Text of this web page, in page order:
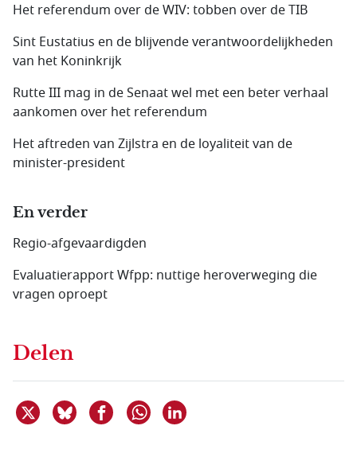
Het referendum over de WIV: tobben over de TIB
Sint Eustatius en de blijvende verantwoordelijkheden
van het Koninkrijk
Rutte III mag in de Senaat wel met een beter verhaal
aankomen over het referendum
Het aftreden van Zijlstra en de loyaliteit van de
minister-president
En verder
Regio-afgevaardigden
Evaluatierapport Wfpp: nuttige heroverweging die
vragen oproept
Delen
Deel dit item op X
Deel dit item op Bluesky
Deel dit item op Facebook
Delen via WhatsApp